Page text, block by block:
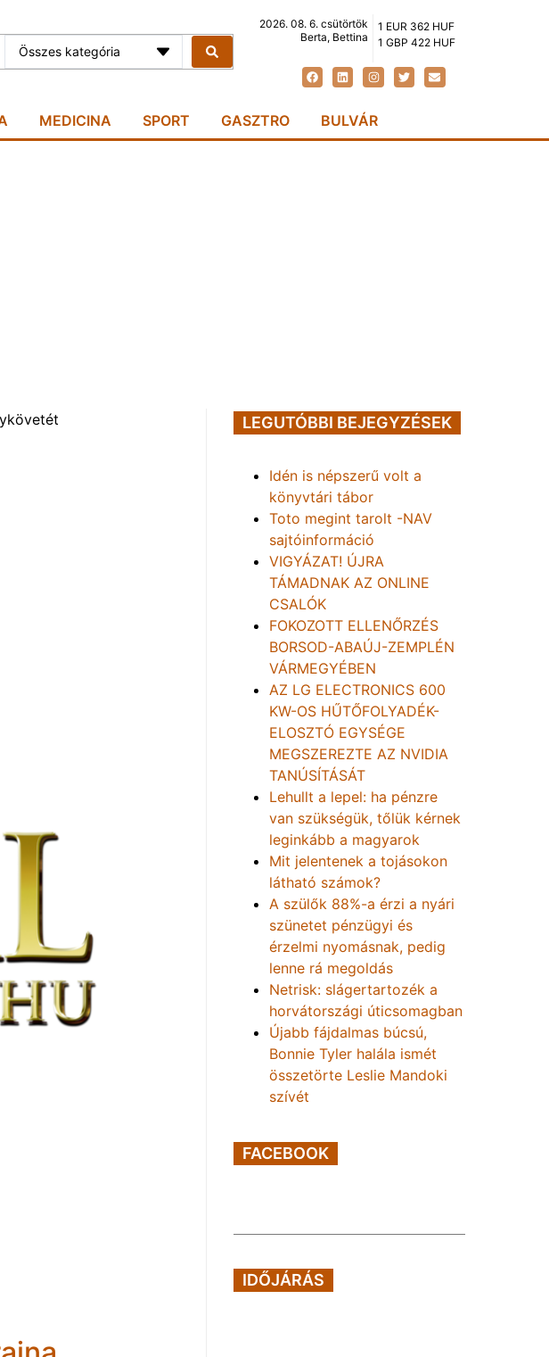
Összes kategória
2026. 08. 6. csütörtök
Berta, Bettina
1 EUR 362 HUF
1 GBP 422 HUF
MEDICINA SPORT GASZTRO BULVÁR
LEGUTÓBBI BEJEGYZÉSEK
Idén is népszerű volt a
könyvtári tábor
Toto megint tarolt -NAV
sajtóinformáció
VIGYÁZAT! ÚJRA
TÁMADNAK AZ ONLINE
CSALÓK
FOKOZOTT ELLENŐRZÉS
BORSOD-ABAÚJ-ZEMPLÉN
VÁRMEGYÉBEN
AZ LG ELECTRONICS 600
KW-OS HŰTŐFOLYADÉK-
ELOSZTÓ EGYSÉGE
MEGSZEREZTE AZ NVIDIA
TANÚSÍTÁSÁT
Lehullt a lepel: ha pénzre
van szükségük, tőlük kérnek
leginkább a magyarok
Mit jelentenek a tojásokon
látható számok?
A szülők 88%-a érzi a nyári
szünetet pénzügyi és
érzelmi nyomásnak, pedig
lenne rá megoldás
Netrisk: slágertartozék a
horvátországi úticsomagban
Újabb fájdalmas búcsú,
Bonnie Tyler halála ismét
összetörte Leslie Mandoki
szívét
FACEBOOK
IDŐJÁRÁS